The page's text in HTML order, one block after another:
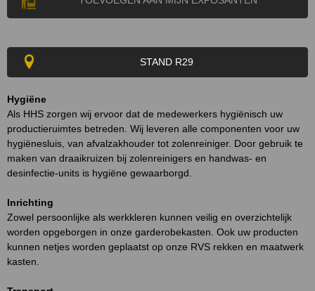
STAND R29
Hygiëne
Als HHS zorgen wij ervoor dat de medewerkers hygiënisch uw
productieruimtes betreden. Wij leveren alle componenten voor uw
hygiënesluis, van afvalzakhouder tot zolenreiniger. Door gebruik te
maken van draaikruizen bij zolenreinigers en handwas- en
desinfectie-units is hygiëne gewaarborgd.
Inrichting
Zowel persoonlijke als werkkleren kunnen veilig en overzichtelijk
worden opgeborgen in onze garderobekasten. Ook uw producten
kunnen netjes worden geplaatst op onze RVS rekken en maatwerk
kasten.